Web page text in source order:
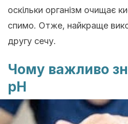
оскільки організм очищає
спимо. Отже, найкраще
другу сечу.
Чому важливо
рН